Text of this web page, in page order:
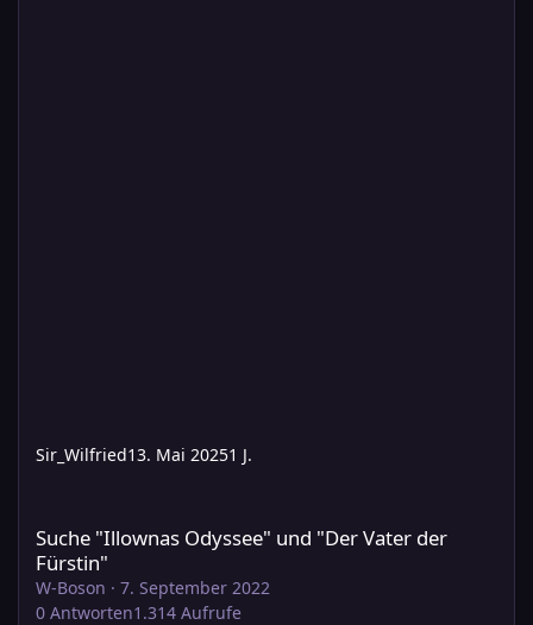
Sir_Wilfried13. Mai 20251 J.
Suche "Illownas Odyssee" und "Der Vater der
Fürstin"
W-Boson · 7. September 2022
0 Antworten1.314 Aufrufe